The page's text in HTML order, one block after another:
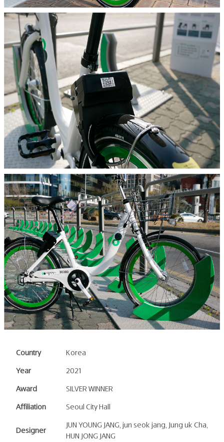
Country Korea
Year 2021
Award SILVER WINNER
Affiliation Seoul City Hall
Designer
JUN YOUNG JANG, jun seok jang, Jung uk Cha,
HUN JONG JANG